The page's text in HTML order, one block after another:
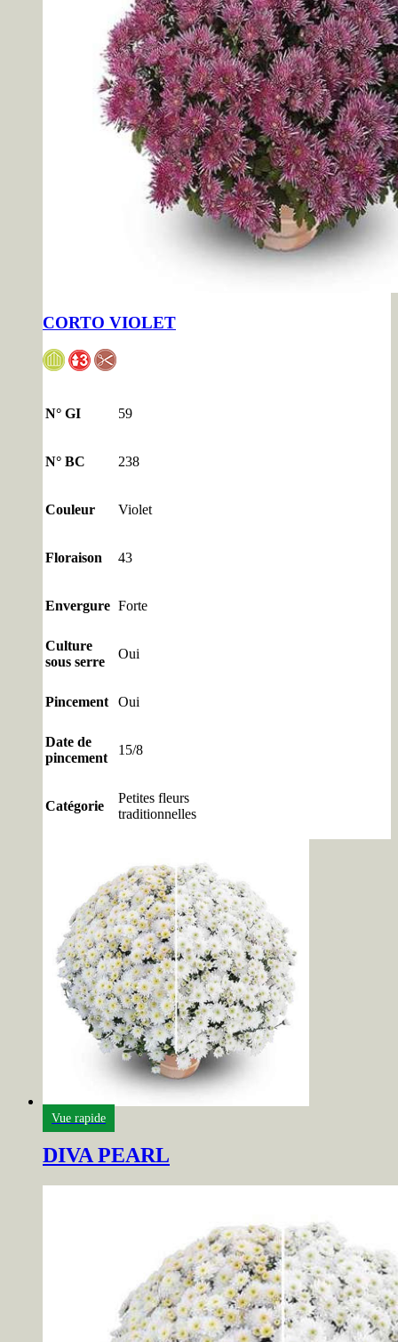
CORTO VIOLET
N° GI 59
N° BC 238
Couleur Violet
Floraison 43
Envergure Forte
Culture
sous serre
Oui
Pincement Oui
Date de
pincement
15/8
Catégorie
Petites fleurs
traditionnelles
Vue rapide
DIVA PEARL